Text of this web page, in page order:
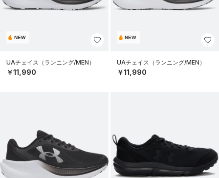
NEW
UAチェイス（ランニング/MEN）
￥11,990
NEW
UAチェイス（ランニング/MEN）
￥11,990